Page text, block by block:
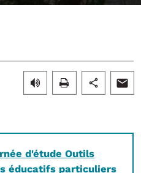
d'étude Outils
éducatifs particuliers